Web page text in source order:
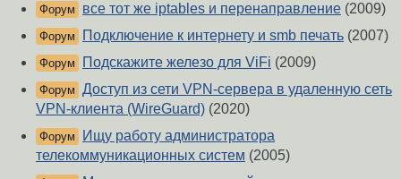
Форум все тот же iptables и перенаправление (2009)
Форум Подключение к интернету и smb печать (2007)
Форум Подскажите железо для ViFi (2009)
Форум Доступ из сети VPN-сервера в удаленную сеть
VPN-клиента (WireGuard) (2020)
Форум
Ищу работу администратора
телекоммуникационных систем (2005)